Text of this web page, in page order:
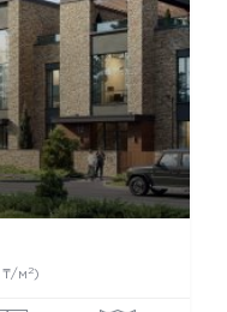
₸/м 2)